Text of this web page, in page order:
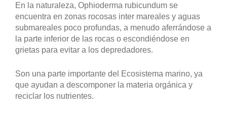
En la naturaleza, Ophioderma rubicundum se
encuentra en zonas rocosas inter mareales y aguas
submareales poco profundas, a menudo aferrándose a
la parte inferior de las rocas o escondiéndose en
grietas para evitar a los depredadores.
Son una parte importante del Ecosistema marino, ya
que ayudan a descomponer la materia orgánica y
reciclar los nutrientes.